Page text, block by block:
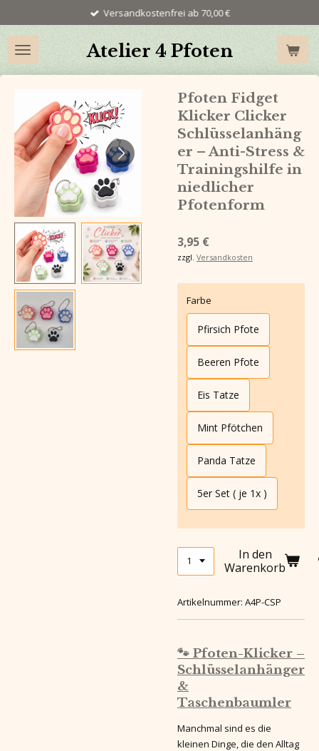
springen
Atelier 4 Pfoten
Versandkostenfrei ab 70,00 €
Pfoten Fidget
Klicker Clicker
Schlüsselanhäng
er – Anti-Stress &
Trainingshilfe in
niedlicher
Pfotenform
3,95 €
zzgl. Versandkosten
Farbe
Pfirsich Pfote
Beeren Pfote
Eis Tatze
Mint Pfötchen
Panda Tatze
5er Set ( je 1x )
In den
Warenkorb
Artikelnummer: A4P-CSP
🐾 Pfoten-Klicker –
Schlüsselanhänger
&
Taschenbaumler
Manchmal sind es die
kleinen Dinge, die den Alltag